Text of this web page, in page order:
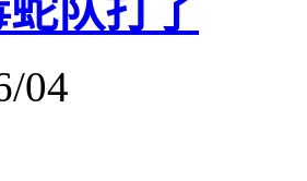
队打了
04